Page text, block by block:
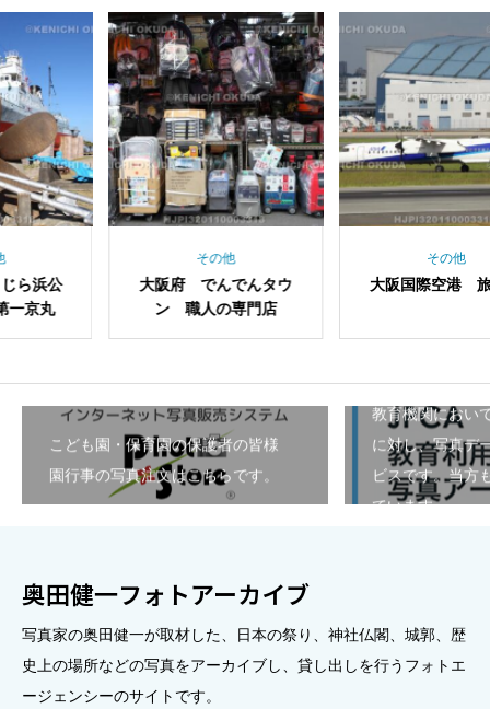
でんでんタウ
人の専門店
大阪国際空港 旅客機
和歌山県
こども園・保育園の保護者の皆様
園行事の写真注文はこちらです。
教育機関におい
に対し、写真デ
ビスです。当方
ています。
奥田健一フォトアーカイブ
写真家の奥田健一が取材した、日本の祭り、神社仏閣、城郭、歴
史上の場所などの写真をアーカイブし、貸し出しを行うフォトエ
ージェンシーのサイトです。